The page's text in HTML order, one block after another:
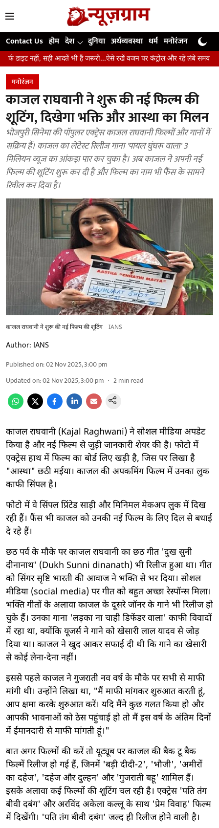
Contact Us होम देश दुनिया अर्थव्यवस्था धर्म मनोरंजन खेल
आदतें भी हैं जरूरी...ऐसे रखें वजन पर कंट्रोल और रहें लंबे समय तक स्वस्थ
मनोरंजन
काजल राघवानी ने शुरू की नई फिल्म की
शूटिंग, दिखेगा भक्ति और आस्था का मिलन
भोजपुरी सिनेमा की पॉपुलर एक्ट्रेस काजल राघवानी फिल्मों और गानों में
सक्रिय हैं। काजल का लेटेस्ट रिलीज गाना 'पायल घुंघरू वाला' 3
मिलियन व्यूज का आंकड़ा पार कर चुका है। अब काजल ने अपनी नई
फिल्म की शूटिंग शुरू कर दी है और फिल्म का नाम भी फैंस के सामने
रिवील कर दिया है।
काजल राघवानी ने शुरू की नई फिल्म की शूटिंग IANS
Author: IANS
Published on:02 Nov 2025, 3:00 pm
Updated on:02 Nov 2025, 3:00 pm 2min read
काजल राघवानी (Kajal Raghwani) ने सोशल मीडिया अपडेट
किया है और नई फिल्म से जुड़ी जानकारी शेयर की है। फोटो में
एक्ट्रेस हाथ में फिल्म का बोर्ड लिए खड़ी है, जिस पर लिखा है
"आस्था" छठी मईया। काजल की अपकमिंग फिल्म में उनका लुक
काफी सिंपल है।
फोटो में वे सिंपल प्रिंटेड साड़ी और मिनिमल मेकअप लुक में दिख
रही हैं। फैंस भी काजल को उनकी नई फिल्म के लिए दिल से बधाई
दे रहे हैं।
छठ पर्व के मौके पर काजल राघवानी का छठ गीत 'दुख सुनी
दीनानाथ' (Dukh Sunni dinanath) भी रिलीज हुआ था। गीत
को सिंगर सृष्टि भारती की आवाज ने भक्ति से भर दिया। सोशल
मीडिया (social media) पर गीत को बहुत अच्छा रेस्पॉन्स मिला।
भक्ति गीतों के अलावा काजल के दूसरे जॉनर के गाने भी रिलीज हो
चुके हैं। उनका गाना 'लड़का ना चाही डिफेंडर वाला' काफी विवादों
में रहा था, क्योंकि यूजर्स ने गाने को खेसारी लाल यादव से जोड़
दिया था। काजल ने खुद आकर सफाई दी थी कि गाने का खेसारी
से कोई लेना-देना नहीं।
इससे पहले काजल ने गुजराती नव वर्ष के मौके पर सभी से माफी
मांगी थी। उन्होंने लिखा था, "मैं माफी मांगकर शुरुआत करती हूं,
आप क्षमा करके शुरुआत करें। यदि मैंने कुछ गलत किया हो और
आपकी भावनाओं को ठेस पहुंचाई हो तो मैं इस वर्ष के अंतिम दिनों
में ईमानदारी से माफी मांगती हूं।"
बात अगर फिल्मों की करें तो यूट्यूब पर काजल की बैक टू बैक
फिल्में रिलीज हो गई हैं, जिनमें 'बड़ी दीदी-2', 'भौजी', 'अमीरों
का दहेज', 'दहेज और दुल्हन' और 'गुजराती बहू' शामिल हैं।
इसके अलावा कई फिल्मों की शूटिंग चल रही है। एक्ट्रेस 'पति तंग
बीवी दबंग' और अरविंद अकेला कल्लू के साथ 'प्रेम विवाह' फिल्म
में दिखेंगी। 'पति तंग बीवी दबंग' जल्द ही रिलीज होने वाली है।